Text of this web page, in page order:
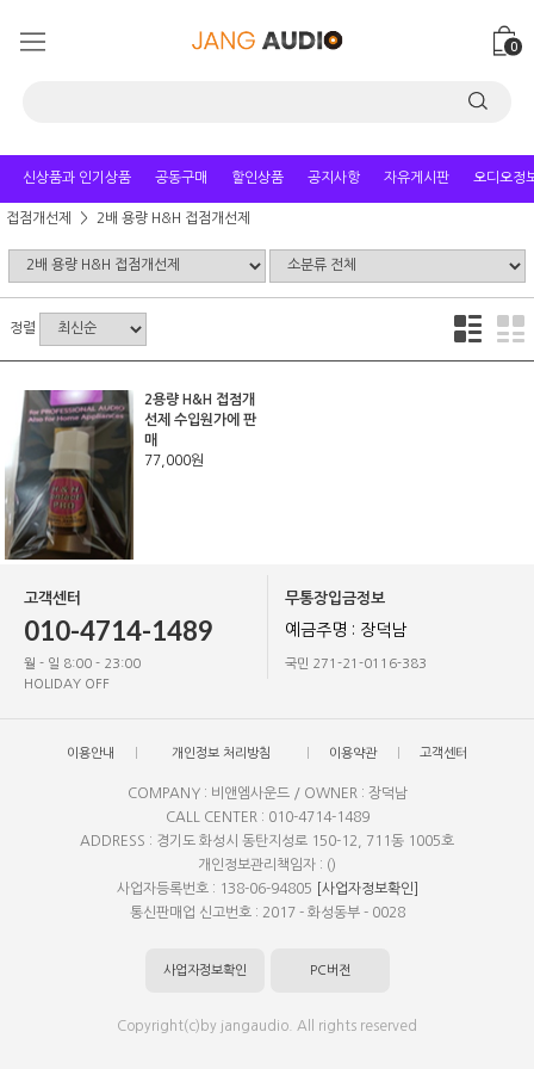
0
신상품과 인기상품 공동구매 할인상품 공지사항 자유게시판 오디오정
접점개선제 2배 용량 H&H 접점개선제
정렬
2용량 H&H 접점개
선제 수입원가에 판
매
77,000원
고객센터
010-4714-1489
월 - 일 8:00 - 23:00
HOLIDAY OFF
무통장입금정보
예금주명 : 장덕남
국민 271-21-0116-383
이용안내 개인정보 처리방침 이용약관 고객센터
COMPANY : 비앤엠사운드 / OWNER : 장덕남
CALL CENTER : 010-4714-1489
ADDRESS : 경기도 화성시 동탄지성로 150-12, 711동 1005호
개인정보관리책임자 : ()
사업자등록번호 : 138-06-94805
[사업자정보확인]
통신판매업 신고번호 : 2017 - 화성동부 - 0028
사업자정보확인 PC버전
Copyright(c)by jangaudio. All rights reserved